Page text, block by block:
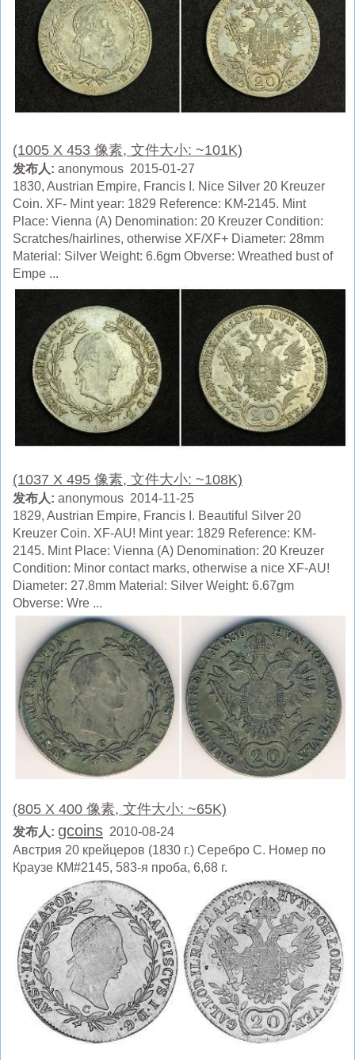
(1005 X 453 像素, 文件大小: ~101K)
发布人: anonymous 2015-01-27
1830, Austrian Empire, Francis I. Nice Silver 20 Kreuzer
Coin. XF- Mint year: 1829 Reference: KM-2145. Mint
Place: Vienna (A) Denomination: 20 Kreuzer Condition:
Scratches/hairlines, otherwise XF/XF+ Diameter: 28mm
Material: Silver Weight: 6.6gm Obverse: Wreathed bust of
Empe ...
(1037 X 495 像素, 文件大小: ~108K)
发布人: anonymous 2014-11-25
1829, Austrian Empire, Francis I. Beautiful Silver 20
Kreuzer Coin. XF-AU! Mint year: 1829 Reference: KM-
2145. Mint Place: Vienna (A) Denomination: 20 Kreuzer
Condition: Minor contact marks, otherwise a nice XF-AU!
Diameter: 27.8mm Material: Silver Weight: 6.67gm
Obverse: Wre ...
(805 X 400 像素, 文件大小: ~65K)
发布人: gcoins 2010-08-24
Австрия 20 крейцеров (1830 г.) Серебро C. Номер по
Краузе КМ#2145, 583-я проба, 6,68 г.